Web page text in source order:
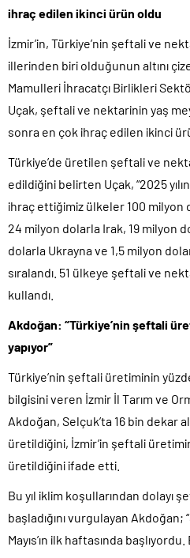
ihraç edilen ikinci ürün oldu
İzmir’in, Türkiye’nin şeftali ve
illerinden biri olduğunun altını
Mamulleri İhracatçı Birlikleri
Uçak, şeftali ve nektarinin yaş
sonra en çok ihraç edilen ikinci
Türkiye’de üretilen şeftali ve
edildiğini belirten Uçak, “2025
ihraç ettiğimiz ülkeler 100 milyon
24 milyon dolarla Irak, 19 milyon
dolarla Ukrayna ve 1,5 milyon
sıralandı. 51 ülkeye şeftali ve
kullandı.
Akdoğan: “Türkiye’nin şeftali
yapıyor”
Türkiye’nin şeftali üretiminin yüzde
bilgisini veren İzmir İl Tarım ve
Akdoğan, Selçuk’ta 16 bin dekar
üretildiğini, İzmir’in şeftali
üretildiğini ifade etti.
Bu yıl iklim koşullarından dolayı
başladığını vurgulayan Akdoğan;
Mayıs’ın ilk haftasında